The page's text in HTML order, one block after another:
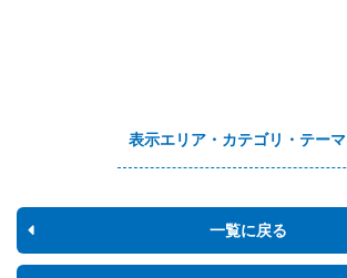
表示エリア・カテゴリ・テーマ
一覧に戻る